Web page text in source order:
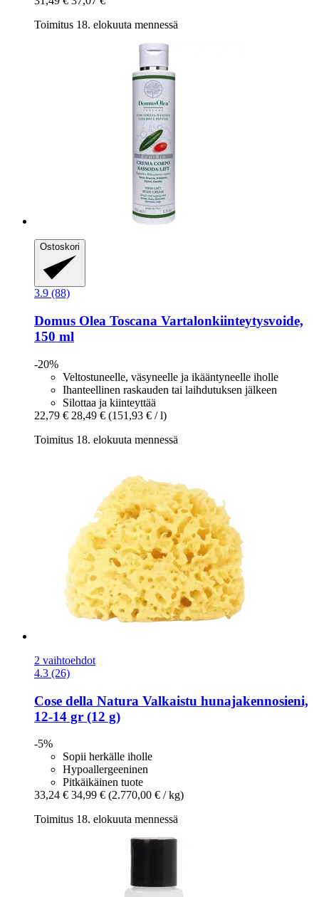
Toimitus 18. elokuuta mennessä
Ostoskori
3.9 (88)
Domus Olea Toscana Vartalonkiinteytysvoide,
150 ml
-20%
Veltostuneelle, väsyneelle ja ikääntyneelle iholle
Ihanteellinen raskauden tai laihdutuksen jälkeen
Silottaa ja kiinteyttää
22,79 € 28,49 € (151,93 € / l)
Toimitus 18. elokuuta mennessä
2 vaihtoehdot
4.3 (26)
Cose della Natura Valkaistu hunajakennosieni,
12-​14 gr (12 g)
-5%
Sopii herkälle iholle
Hypoallergeeninen
Pitkäikäinen tuote
33,24 € 34,99 € (2.770,00 € / kg)
Toimitus 18. elokuuta mennessä